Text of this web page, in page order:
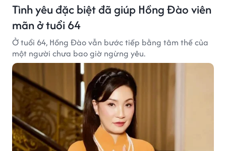
Tình yêu đặc biệt đã giúp Hồng Đào viên
mãn ở tuổi 64
Ở tuổi 64, Hồng Đào vẫn bước tiếp bằng tâm thế của
một người chưa bao giờ ngừng yêu.